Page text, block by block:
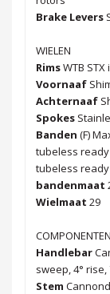
Brake Levers
WIELEN
RimsWTB
Voornaaf
Achternaaf
Spokes
Banden(F)
tubeless ready
tubeless ready
bandenmaat
Wielmaat29
COMPONENTEN
Handlebar
sweep, 4° rise,
Stem